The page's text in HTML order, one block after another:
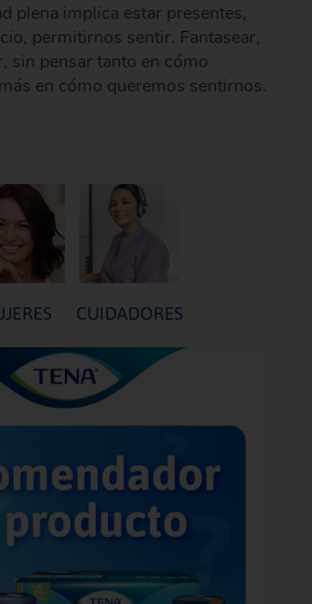
plena implica estar presentes,
permitirnos sentir. Fantasear,
sin pensar tanto en cómo
en cómo queremos sentirnos.
CUIDADORES